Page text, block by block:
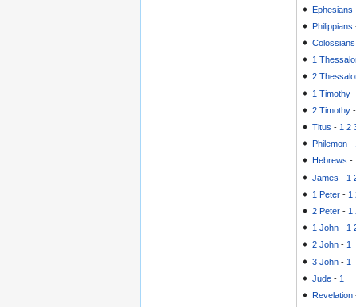
Ephesians
Philippians
Colossians
1
2
1 Timothy
2 Timothy
Titus - 1 2
Philemon -
Hebrews -
James - 1
1 Peter - 1
2 Peter - 1
1 John - 1
2 John - 1
3 John - 1
Jude - 1
Revelation